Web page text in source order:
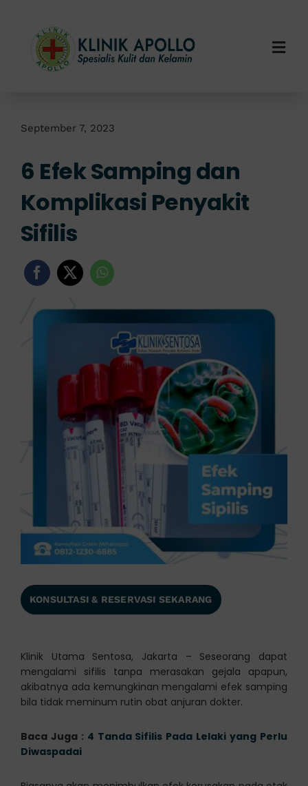
content
Layanan Kami
Info Klinik
September 7, 2023
6 Efek Samping dan
Komplikasi Penyakit
Sifilis
KONSULTASI & RESERVASI SEKARANG
Klinik Utama Sentosa, Jakarta – Seseorang dapat
mengalami sifilis tanpa merasakan gejala apapun,
akibatnya ada kemungkinan mengalami efek samping
bila tidak meminum rutin obat anjuran dokter.
Baca Juga : 4 Tanda Sifilis Pada Lelaki yang Perlu
Diwaspadai